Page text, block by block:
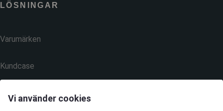
LÖSNINGAR
Varumärken
Kundcase
Våra produkter
Vi använder cookies